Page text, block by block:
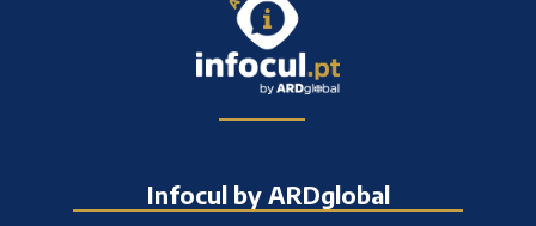
Infocul by ARDglobal